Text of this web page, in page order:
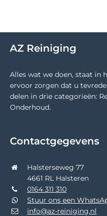
AZ Reiniging
Alles wat we doen, staat in
ervoor zorgen dat u
delen in drie categorieën:
Onderhoud.
Contactgegevens
Halsterseweg 77
4661 RL Halsteren
0164 311 310
Stuur ons een
info@az-reiniging.nl